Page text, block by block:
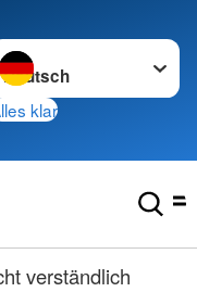
wechseln zu
klar
verständlich